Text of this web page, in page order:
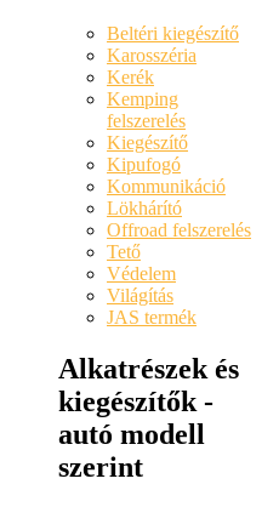
Beltéri kiegészítő
Karosszéria
Kerék
Kemping
felszerelés
Kiegészítő
Kipufogó
Kommunikáció
Lökhárító
Offroad felszerelés
Tető
Védelem
Világítás
JAS termék
Alkatrészek és
kiegészítők -
autó modell
szerint